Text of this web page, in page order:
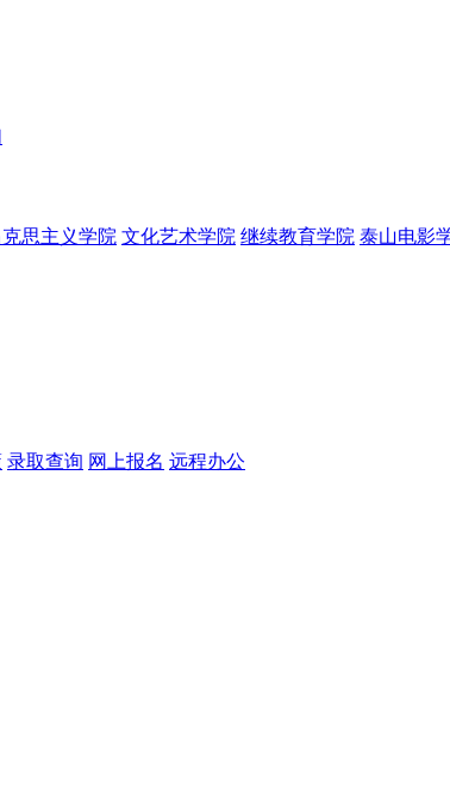
思主义学院 文化艺术学院 继续教育学院 泰山电影
录取查询 网上报名 远程办公